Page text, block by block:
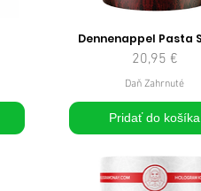
Dennenappel Pasta
Cena
20,95 €
Daň Zahrnuté
Pridať do košíka